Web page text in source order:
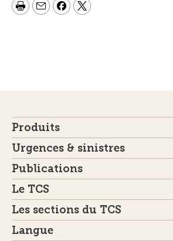
Produits
Urgences & sinistres
Publications
Le TCS
Les sections du TCS
Langue